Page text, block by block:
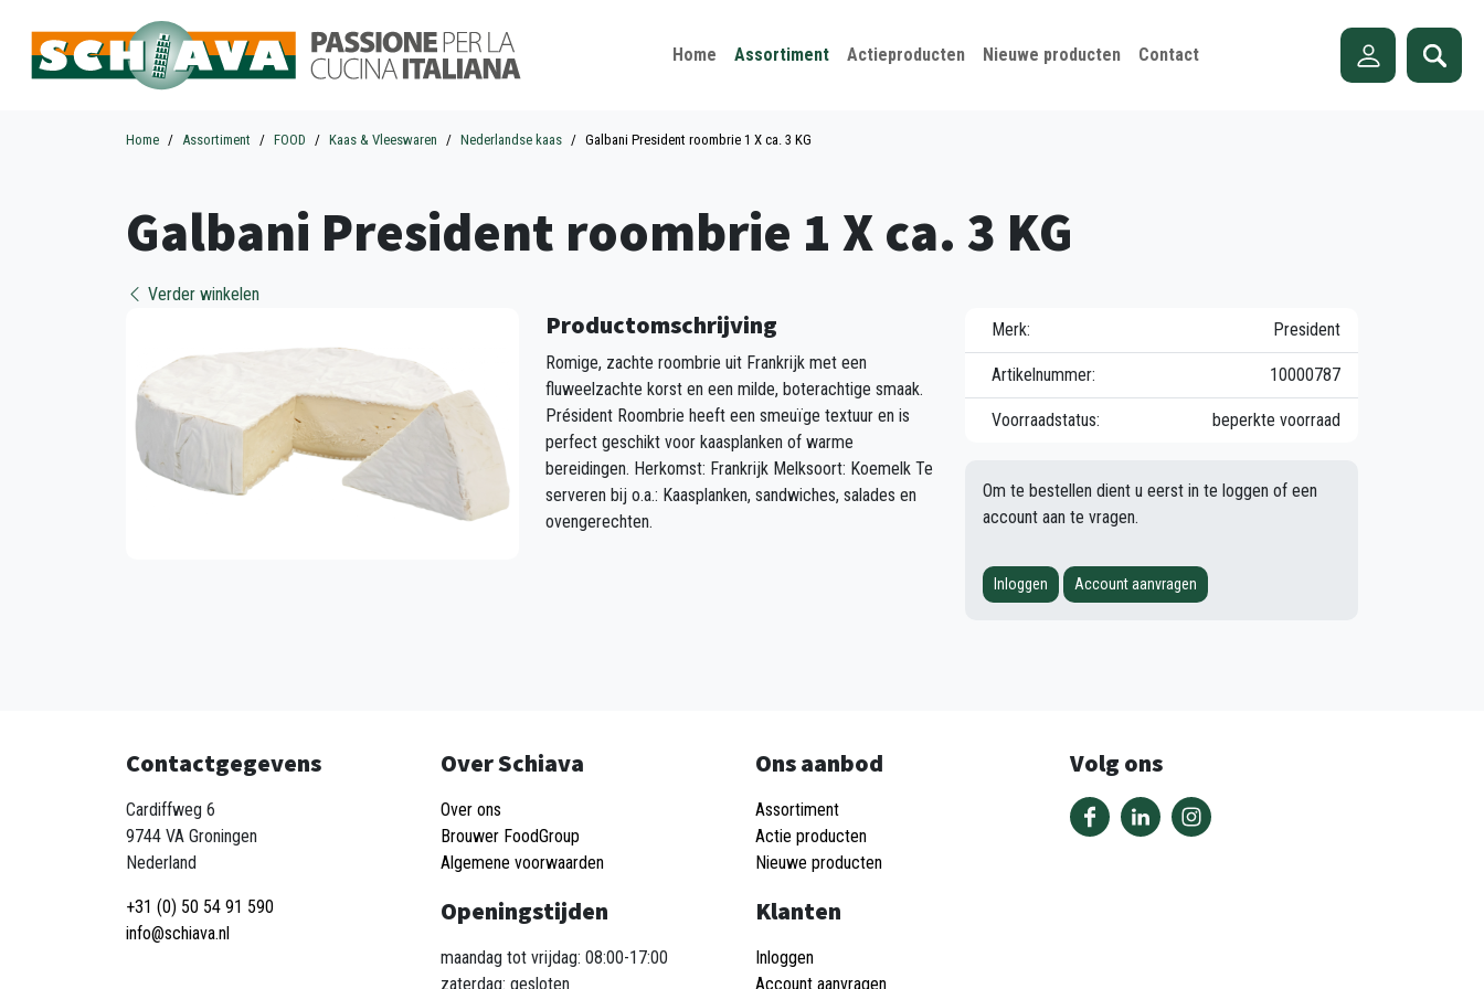
Home Assortiment Actieproducten Nieuwe producten Contact
Home Assortiment FOOD Kaas & Vleeswaren Nederlandse kaas Galbani President roombrie 1 X ca. 3 KG
Galbani President roombrie 1 X ca. 3 KG
Verder winkelen
Productomschrijving
Romige, zachte roombrie uit Frankrijk met een
fluweelzachte korst en een milde, boterachtige smaak.
Président Roombrie heeft een smeuïge textuur en is
perfect geschikt voor kaasplanken of warme
bereidingen. Herkomst: Frankrijk Melksoort: Koemelk Te
serveren bij o.a.: Kaasplanken, sandwiches, salades en
ovengerechten.
Merk: President
Artikelnummer: 10000787
Voorraadstatus: beperkte voorraad
Om te bestellen dient u eerst in te loggen of een
account aan te vragen.
Inloggen Account aanvragen
Contactgegevens
Cardiffweg 6
9744 VA Groningen
Nederland
+31 (0) 50 54 91 590
info@schiava.nl
Over Schiava
Over ons
Brouwer FoodGroup
Algemene voorwaarden
Openingstijden
maandag tot vrijdag: 08:00-17:00
zaterdag: gesloten
Ons aanbod
Assortiment
Actie producten
Nieuwe producten
Klanten
Inloggen
Account aanvragen
Volg ons